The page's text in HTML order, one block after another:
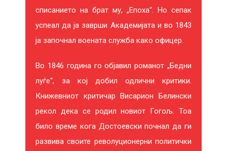
списанието на брат му, „Епоха“. Но сепак
успеал да ја заврши Академијата и во 1843
ја започнал воената служба како офицер.
Во 1846 година го објавил романот „Бедни
луѓе“, за кој добил одлични критики.
Книжевниот критичар Висарион Белински
рекол дека се родил новиот Гогољ. Тоа
било време кога Достоевски почнал да ги
развива своите револуционерни политички
Паоло Џордано